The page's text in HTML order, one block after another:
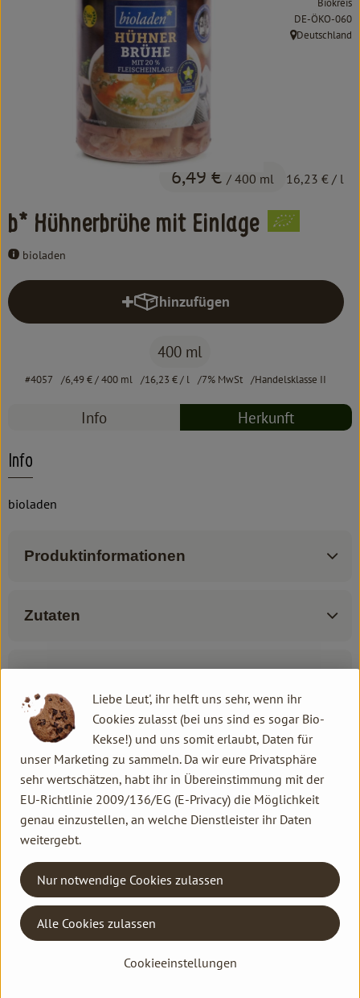
Kochen & Backen
Erleben
b* Hühnerbrühe mit Einlage
bioladen
6,49 € / 400 ml 16,23 € / l
Biokreis
, Kontrollstelle:
DE-ÖKO-060
, Herkunft:
Deutschland
hinzufügen
Produkt zum Warenkorb
400 ml
#4057 6,49 €/ 400 ml 16,23 €/ l 7% MwSt Handelsklasse II
Info Herkunft
Info
bioladen
Produktinformationen
Zutaten
Herkunft
Hersteller: bioladen
Deutschland
bioladen
Vielfalt in allen Facetten gelebt wird ? in respektvollem
Liebe Leut', ihr helft uns sehr, wenn ihr
Cookies zulasst (bei uns sind es sogar Bio-
Kekse!) und uns somit erlaubt, Daten für
unser Marketing zu sammeln. Da wir eure Privatsphäre
sehr wertschätzen, habt ihr in Übereinstimmung mit der
EU-Richtlinie 2009/136/EG (E-Privacy) die Möglichkeit
genau einzustellen, an welche Dienstleister ihr Daten
weitergebt.
Cookieeinstellungen
Nur notwendige Cookies zulassen
Alle Cookies zulassen